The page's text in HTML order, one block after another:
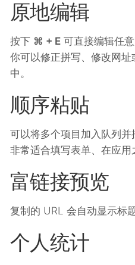
原地编辑
按下 ⌘ + E 可直接编辑任意
你可以修正拼写、修改网
中。
顺序粘贴
可以将多个项目加入队列并
非常适合填写表单、在应用
富链接预览
复制的 URL 会自动显示标
个人统计